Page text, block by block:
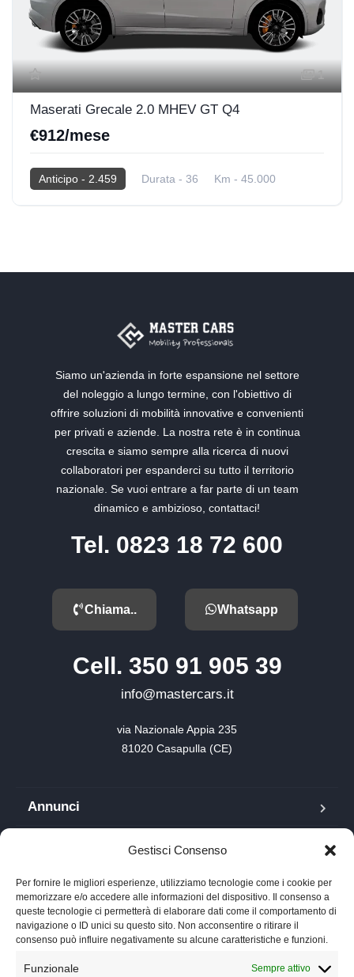
Gestisci Consenso
Per fornire le migliori esperienze, utilizziamo tecnologie come i cookie per
memorizzare e/o accedere alle informazioni del dispositivo. Il consenso a
queste tecnologie ci permetterà di elaborare dati come il comportamento di
navigazione o ID unici su questo sito. Non acconsentire o ritirare il
consenso può influire negativamente su alcune caratteristiche e funzioni.
Funzionale Sempre attivo
1
Maserati Grecale 2.0 MHEV GT Q4
€912/mese
Anticipo - 2.459 Durata - 36
Km - 45.000
Siamo un'azienda in forte espansione nel settore
del noleggio a lungo termine, con l'obiettivo di
offrire soluzioni di mobilità innovative e convenienti
per privati e aziende. La nostra rete è in continua
crescita e siamo sempre alla ricerca di nuovi
collaboratori per espanderci su tutto il territorio
nazionale. Se vuoi entrare a far parte di un team
dinamico e ambizioso, contattaci!
Tel. 0823 18 72 600
Chiama.. Whatsapp
Cell. 350 91 905 39
info@mastercars.it
via Nazionale Appia 235
81020 Casapulla (CE)
Annunci
FAQ
Lavora con noi